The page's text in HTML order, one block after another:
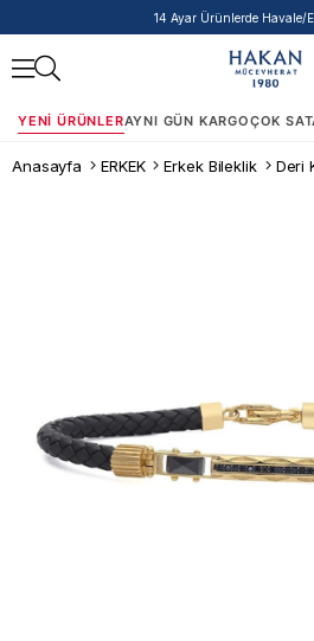
14 Ayar Ürünlerde Havale/
YENI ÜRÜNLERAYNI GÜN KARGOÇOK
Anasayfa ERKEK Erkek Bileklik Deri